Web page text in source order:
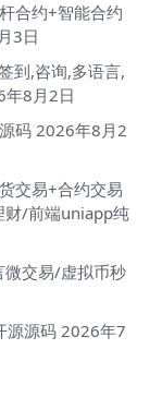
合约+智能合约
3日
到,咨询,多语言,
年8月2日
码 2026年8月2
交易+合约交易
财/前端uniapp纯
微交易/虚拟币秒
源源码 2026年7